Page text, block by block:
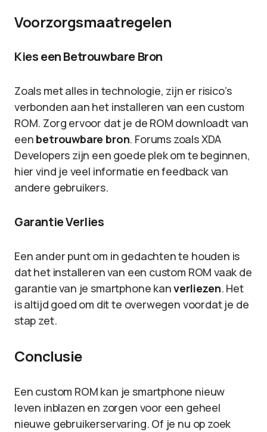
Voorzorgsmaatregelen
Kies een Betrouwbare Bron
Zoals met alles in technologie, zijn er risico’s
verbonden aan het installeren van een custom
ROM. Zorg ervoor dat je de ROM downloadt van
een betrouwbare bron. Forums zoals XDA
Developers zijn een goede plek om te beginnen,
hier vind je veel informatie en feedback van
andere gebruikers.
Garantie Verlies
Een ander punt om in gedachten te houden is
dat het installeren van een custom ROM vaak de
garantie van je smartphone kanverliezen. Het
is altijd goed om dit te overwegen voordat je de
stap zet.
Conclusie
Een custom ROM kan je smartphone nieuw
leven inblazen en zorgen voor een geheel
nieuwe gebruikerservaring. Of je nu op zoek